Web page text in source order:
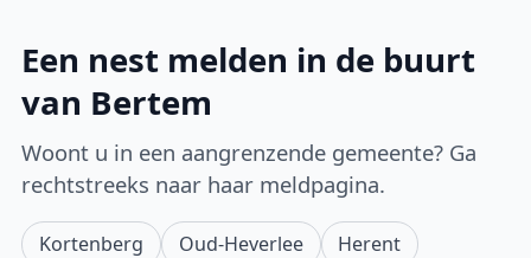
Een nest melden in de buurt
van Bertem
Woont u in een aangrenzende gemeente? Ga
rechtstreeks naar haar meldpagina.
Kortenberg Oud-Heverlee
Herent